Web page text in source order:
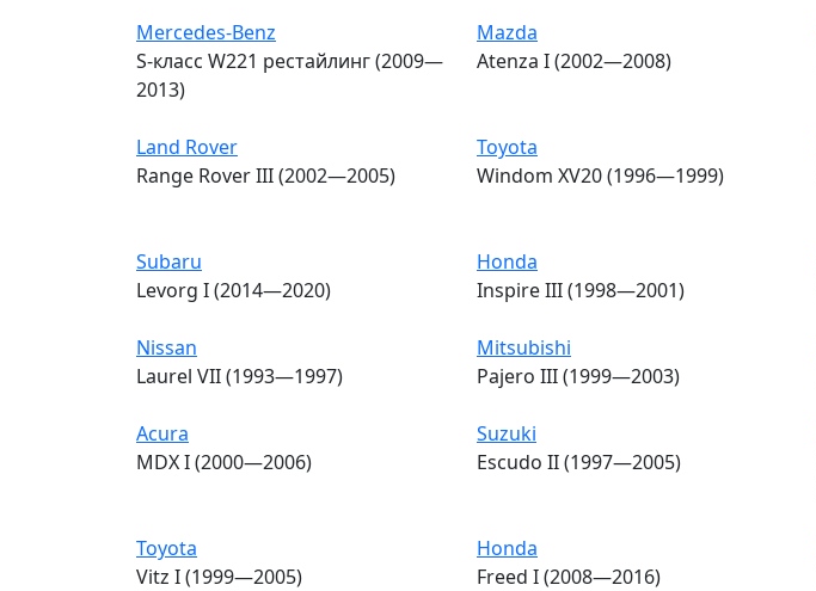
Mercedes-Benz
S-класс W221 рестайлинг (2009—
2013)
Mazda
Atenza I (2002—2008)
Land Rover
Range Rover III (2002—2005)
Toyota
Windom XV20 (1996—1999)
Subaru
Levorg I (2014—2020)
Honda
Inspire III (1998—2001)
Nissan
Laurel VII (1993—1997)
Mitsubishi
Pajero III (1999—2003)
Acura
MDX I (2000—2006)
Suzuki
Escudo II (1997—2005)
Toyota
Vitz I (1999—2005)
Honda
Freed I (2008—2016)